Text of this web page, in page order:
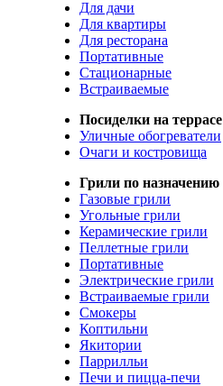
Для дачи
Для квартиры
Для ресторана
Портативные
Стационарные
Встраиваемые
Посиделки на террасе
Уличные обогреватели
Очаги и костровища
Грили по назначению
Газовые грили
Угольные грили
Керамические грили
Пеллетные грили
Портативные
Электрические грили
Встраиваемые грили
Смокеры
Коптильни
Якитории
Паррилльи
Печи и пицца-печи